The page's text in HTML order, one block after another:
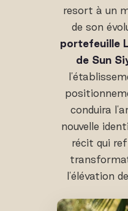
resort à un
de son
portefeuille
de Sun
conduira
nouvelle
récit qui
l'élévation